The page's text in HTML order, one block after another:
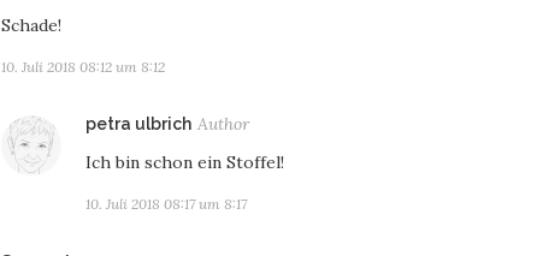
Schade!
10. Juli 2018 08:12 um 8:12
petra ulbrich sagt:
Ich bin schon ein Stoffel!
10. Juli 2018 08:17 um 8:17